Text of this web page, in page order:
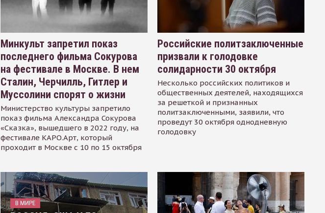
Минкульт запретил показ
последнего фильма Сокурова
на фестивале в Москве. В нем
Сталин, Черчилль, Гитлер и
Муссолини спорят о жизни
Министерство культуры запретило
показ фильма Александра Сокурова
«Сказка», вышедшего в 2022 году, на
фестивале КАРО.Арт, который
проходит в Москве с 10 по 15 октября
Российские политзаключенные
призвали к голодовке
солидарности 30 октября
Несколько российских политиков и
общественных деятелей, находящихся
за решеткой и признанных
политзаключенными, заявили, что
проведут 30 октября однодневную
голодовку
В МИРЕ